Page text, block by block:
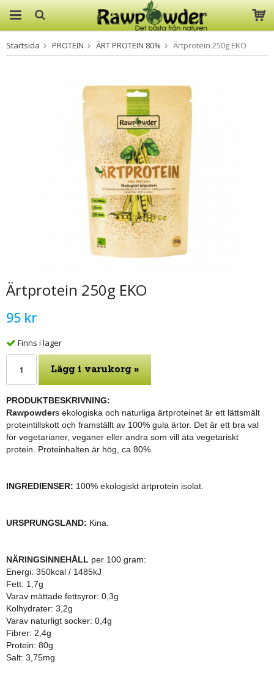
Produkten har blivit tillagd i
varukorgen
Startsida PROTEIN ÄRT PROTEIN 80% Ärtprotein 250g EKO
Ärtprotein 250g EKO
95 kr
Finns i lager
Lägg i varukorg »
PRODUKTBESKRIVNING:
Rawpowders ekologiska och naturliga ärtproteinet är ett lättsmält
proteintillskott och framställt av 100% gula ärtor. Det är ett bra val
för vegetarianer, veganer eller andra som vill äta vegetariskt
protein. Proteinhalten är hög, ca 80%.
INGREDIENSER: 100% ekologiskt ärtprotein isolat.
URSPRUNGSLAND: Kina.
NÄRINGSINNEHÅLL per 100 gram:
Energi: 350kcal / 1485kJ
Fett: 1,7g
Varav mättade fettsyror: 0,3g
Kolhydrater: 3,2g
Varav naturligt socker: 0,4g
Fibrer: 2,4g
Protein: 80g
Salt: 3,75mg